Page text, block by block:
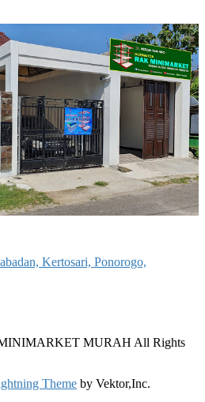
Kertosari, Ponorogo,
MURAH All Rights
Theme by Vektor,Inc.